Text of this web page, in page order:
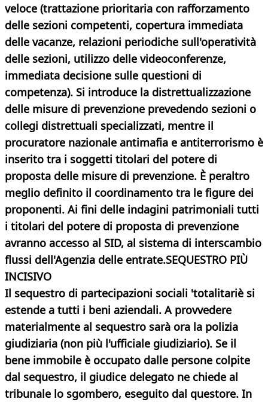
veloce (trattazione prioritaria con rafforzamento
delle sezioni competenti, copertura immediata
delle vacanze, relazioni periodiche sull'operatività
delle sezioni, utilizzo delle videoconferenze,
immediata decisione sulle questioni di
competenza). Si introduce la distrettualizzazione
delle misure di prevenzione prevedendo sezioni o
collegi distrettuali specializzati, mentre il
procuratore nazionale antimafia e antiterrorismo è
inserito tra i soggetti titolari del potere di
proposta delle misure di prevenzione. È peraltro
meglio definito il coordinamento tra le figure dei
proponenti. Ai fini delle indagini patrimoniali tutti
i titolari del potere di proposta di prevenzione
avranno accesso al SID, al sistema di interscambio
flussi dell'Agenzia delle entrate.SEQUESTRO PIÙ
INCISIVO
Il sequestro di partecipazioni sociali 'totalitariè si
estende a tutti i beni aziendali. A provvedere
materialmente al sequestro sarà ora la polizia
giudiziaria (non più l'ufficiale giudiziario). Se il
bene immobile è occupato dalle persone colpite
dal sequestro, il giudice delegato ne chiede al
tribunale lo sgombero, eseguito dal questore. In